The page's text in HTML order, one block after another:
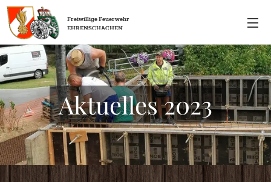
FreiwilligeFeuerwehr
EHRENSCHACHEN
Aktuelles 2023